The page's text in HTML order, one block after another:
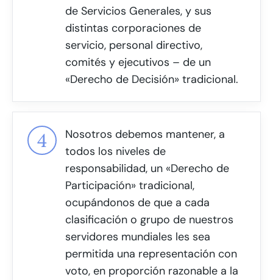
de Servicios Generales, y sus
distintas corporaciones de
servicio, personal directivo,
comités y ejecutivos – de un
«Derecho de Decisión» tradicional.
Nosotros debemos mantener, a
todos los niveles de
responsabilidad, un «Derecho de
Participación» tradicional,
ocupándonos de que a cada
clasificación o grupo de nuestros
servidores mundiales les sea
permitida una representación con
voto, en proporción razonable a la